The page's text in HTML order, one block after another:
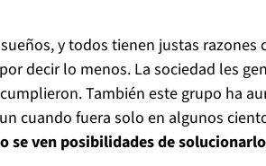
y todos tienen justas razones
decir lo menos. La sociedad les
También este grupo ha
cuando fuera solo en algunos
se ven posibilidades de solucionarlo